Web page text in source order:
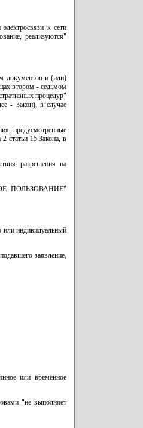
к сети
реализуются"
документов и (или)
втором - седьмом
процедур"
- Закон), в случае
предусмотренные
статьи 15 Закона, в
разрешения на
ПОЛЬЗОВАНИЕ"
или индивидуальный
заявление,
или временное
"не выполняет